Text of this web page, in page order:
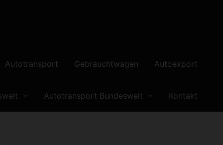
Autotransport Gebrauchtwagen Autoexport
Autotransport Bundesweit Kontakt